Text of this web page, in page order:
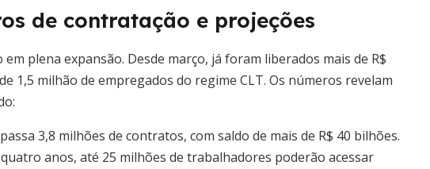
de contratação e projeções
plena expansão. Desde março, já foram liberados mais de R$
1,5 milhão de empregados do regime CLT. Os números revelam
3,8 milhões de contratos, com saldo de mais de R$ 40 bilhões.
anos, até 25 milhões de trabalhadores poderão acessar